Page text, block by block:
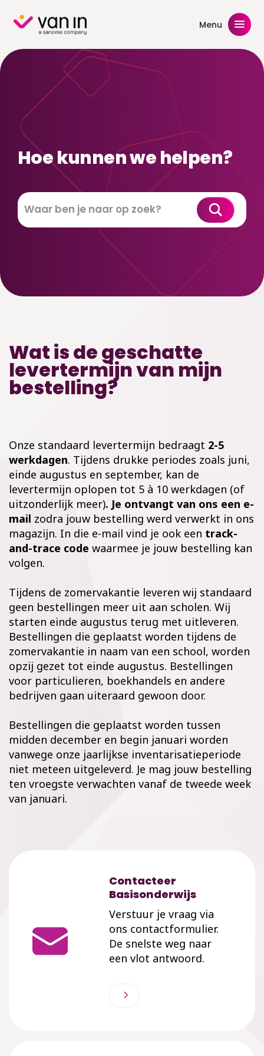
content Menu
Hoe kunnen we helpen?
Zoeken
Wat is de geschatte
levertermijn van mijn
bestelling?
Onze standaard levertermijn bedraagt 2-5
werkdagen. Tijdens drukke periodes zoals juni,
einde augustus en september, kan de
levertermijn oplopen tot 5 à 10 werkdagen (of
uitzonderlijk meer). Je ontvangt van ons een e-
mail zodra jouw bestelling werd verwerkt in ons
magazijn. In die e-mail vind je ook een track-
and-trace code waarmee je jouw bestelling kan
volgen.
Tijdens de zomervakantie leveren wij standaard
geen bestellingen meer uit aan scholen. Wij
starten einde augustus terug met uitleveren.
Bestellingen die geplaatst worden tijdens de
zomervakantie in naam van een school, worden
opzij gezet tot einde augustus. Bestellingen
voor particulieren, boekhandels en andere
bedrijven gaan uiteraard gewoon door.
Bestellingen die geplaatst worden tussen
midden december en begin januari worden
vanwege onze jaarlijkse inventarisatieperiode
niet meteen uitgeleverd. Je mag jouw bestelling
ten vroegste verwachten vanaf de tweede week
van januari.
Contacteer
Basisonderwijs
Verstuur je vraag via
ons contactformulier.
De snelste weg naar
een vlot antwoord.